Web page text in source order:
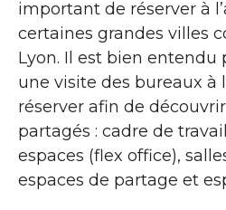
important de réserver à
certaines grandes villes
Lyon. Il est bien entendu
une visite des bureaux à
réserver afin de
partagés : cadre de
espaces (flex office),
espaces de partage et